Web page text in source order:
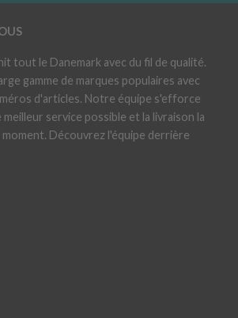
tout le Danemark avec du fil de qualité.
gamme de marques populaires avec
d'articles. Notre équipe s'efforce
service possible et la livraison la
Découvrez l'équipe derrière